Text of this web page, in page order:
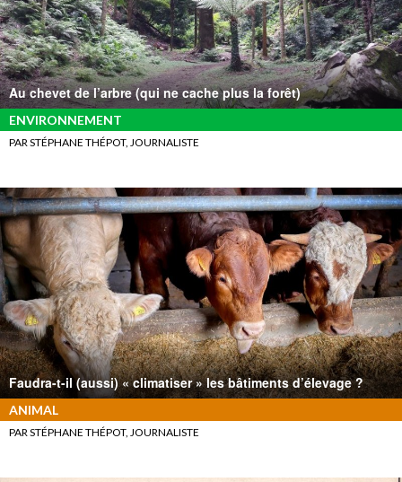
Au chevet de l’arbre (qui ne cache plus la forêt)
ENVIRONNEMENT
PAR STÉPHANE THÉPOT, JOURNALISTE
Faudra-t-il (aussi) « climatiser » les bâtiments d’élevage ?
ANIMAL
PAR STÉPHANE THÉPOT, JOURNALISTE